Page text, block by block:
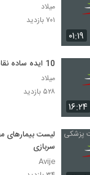
۰۱:۱۹
میلاد
۷۰۱ بازدید
۱۶:۲۴
10 ایده ساده نقاشی
میلاد
۵۲۸ بازدید
لیست بیمارهای
سربازی
Avije